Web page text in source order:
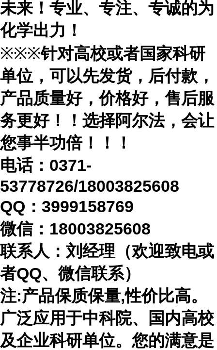
未来！专业、专注、专诚的为
化学出力！
※※※针对高校或者国家科研
单位，可以先发货，后付款，
产品质量好，价格好，售后服
务更好！！选择阿尔法，会让
您事半功倍！！！
电话： 0371-
53778726/18003825608
QQ：3999158769
微信： 18003825608
联系人：刘经理（欢迎致电或
者QQ、微信联系）
注:产品保质保量,性价比高。
广泛应用于中科院、国内高校
及企业科研单位。您的满意是